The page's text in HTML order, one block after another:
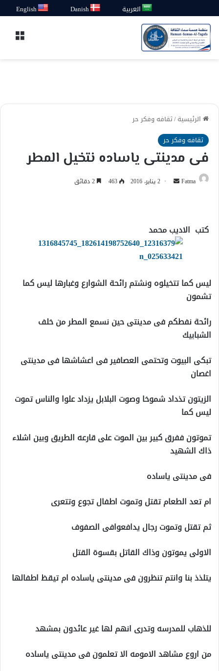
العربية Danish
English
الرئيسية/ثقافه وفكر حر
ثقافه وفكر حر
فى مدينتى ياساده نتخيل المطر
Fatma
أرسل 2 يناير، 2016 463
كتب الاديب محمد
ليس كما تتخيلوه ونشتم رائحة الشوارع وغبارها ليس كما
تشمون
رائحة نفطكم فى مدينتى حين نسمع المطر من خلف
الشبابيك
تبكى البيوت وتحتمى العصافير فى اعشاشها فى مدينتى
اغصان
الزيتون تذداد شموخا وصوت البلابل يزداد علوا والناس تموت
ليس كما
تموتون ففرق كبير بين الموت على قارعه الطريق وبين اشلاء
ذاك الشهيد
فى مدينتى ياساده
ام تعد الطعام تقتل وتموت اطفال تجوع وتتعرى
ثم تقتل وتموت رجال يدافعوافى الصفوف
الاولى يموتون وذاك القاتل بقسوة القتل
يتلذذ بنا وانتم تنظرون فى مدينتى ياساده ام تيقظ اطفالها
للذهاب للمدرسه وتدرى انهم لها غير عائدون بمشهد
من اروع مشاهد الامومه الا تعلمون فى مدينتى ياساده